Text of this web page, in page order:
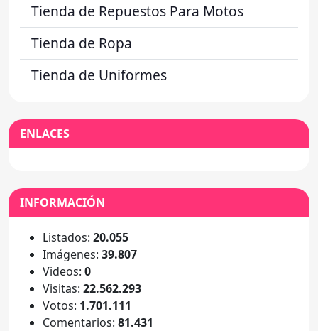
Tienda de Repuestos Para Motos
Tienda de Ropa
Tienda de Uniformes
ENLACES
INFORMACIÓN
Listados: 20.055
Imágenes: 39.807
Videos: 0
Visitas: 22.562.293
Votos: 1.701.111
Comentarios: 81.431